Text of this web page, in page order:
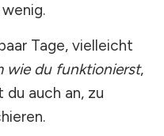
Tage, vielleicht
wie du funktionierst,
auch an, zu